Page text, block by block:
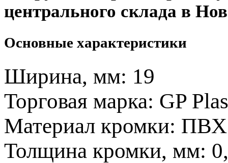
центрального склада в
Основные характеристики
Ширина, мм: 19
Торговая марка: GP
Материал кромки: ПВХ
Толщина кромки, мм: